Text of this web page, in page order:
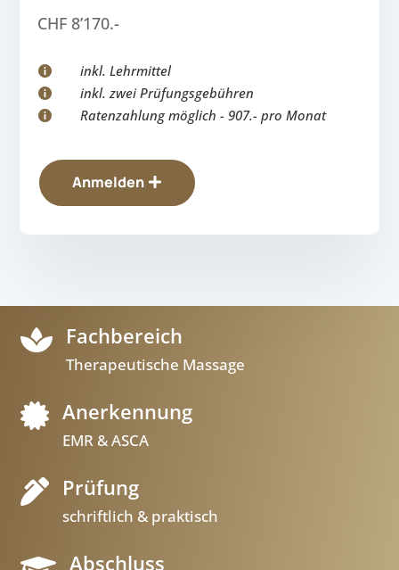
CHF 8’170.-
 inkl. Lehrmittel
 inkl. zwei Prüfungsgebühren
 Ratenzahlung möglich - 907.- pro Monat
Anmelden
 Fachbereich
Therapeutische Massage
 Anerkennung
EMR & ASCA
 Prüfung
schriftlich & praktisch
Abschluss